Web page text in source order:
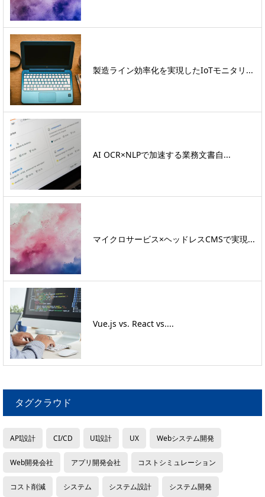
製造ライン効率化を実現したIoTモニタリ...
AI OCR×NLPで加速する業務文書自...
マイクロサービス×ヘッドレスCMSで実現...
Vue.js vs. React vs....
タグクラウド
API設計 CI/CD UI設計 UX Webシステム開発
Web開発会社 アプリ開発会社 コストシミュレーション
コスト削減 システム システム設計 システム開発